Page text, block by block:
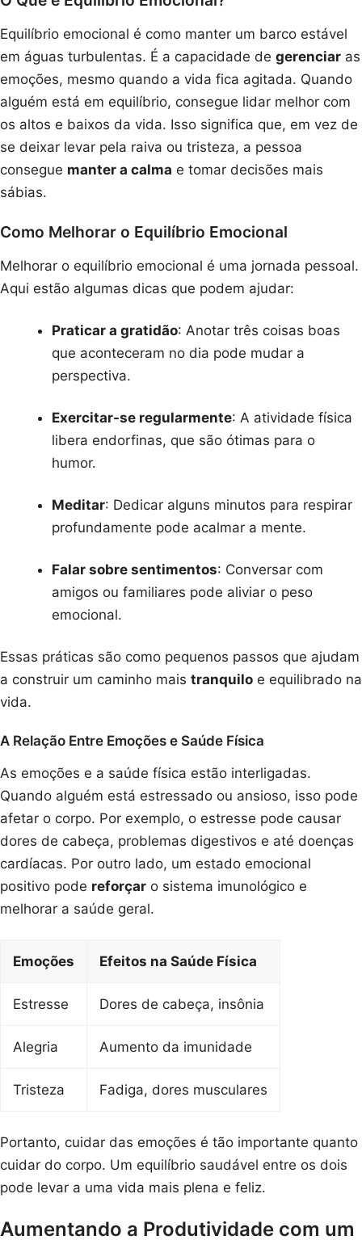
Equilíbrio emocional é como manter um barco estável
em águas turbulentas. É a capacidade de gerenciar as
emoções, mesmo quando a vida fica agitada. Quando
alguém está em equilíbrio, consegue lidar melhor com
os altos e baixos da vida. Isso significa que, em vez de
se deixar levar pela raiva ou tristeza, a pessoa
consegue manter a calma e tomar decisões mais
sábias.
Como Melhorar o Equilíbrio Emocional
Melhorar o equilíbrio emocional é uma jornada pessoal.
Aqui estão algumas dicas que podem ajudar:
Praticar a gratidão: Anotar três coisas boas
que aconteceram no dia pode mudar a
perspectiva.
Exercitar-se regularmente: A atividade física
libera endorfinas, que são ótimas para o
humor.
Meditar: Dedicar alguns minutos para respirar
profundamente pode acalmar a mente.
Falar sobre sentimentos: Conversar com
amigos ou familiares pode aliviar o peso
emocional.
Essas práticas são como pequenos passos que ajudam
a construir um caminho mais tranquilo e equilibrado na
vida.
A Relação Entre Emoções e Saúde Física
As emoções e a saúde física estão interligadas.
Quando alguém está estressado ou ansioso, isso pode
afetar o corpo. Por exemplo, o estresse pode causar
dores de cabeça, problemas digestivos e até doenças
cardíacas. Por outro lado, um estado emocional
positivo pode reforçar o sistema imunológico e
melhorar a saúde geral.
Emoções Efeitos na Saúde Física
Estresse Dores de cabeça, insônia
Alegria Aumento da imunidade
Tristeza Fadiga, dores musculares
Portanto, cuidar das emoções é tão importante quanto
cuidar do corpo. Um equilíbrio saudável entre os dois
pode levar a uma vida mais plena e feliz.
Aumentando a Produtividade com um